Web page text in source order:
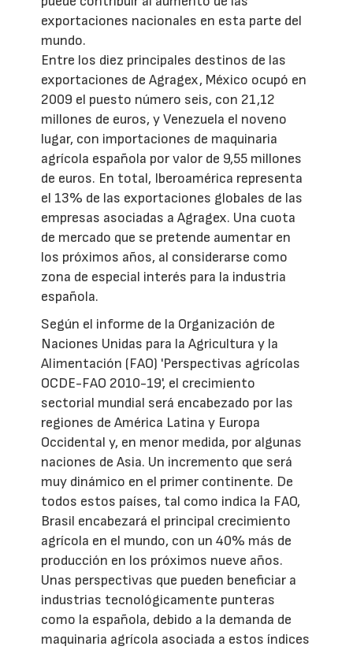
exportaciones nacionales en esta parte del
mundo.
Entre los diez principales destinos de las
exportaciones de Agragex, México ocupó en
2009 el puesto número seis, con 21,12
millones de euros, y Venezuela el noveno
lugar, con importaciones de maquinaria
agrícola española por valor de 9,55 millones
de euros. En total, Iberoamérica representa
el 13% de las exportaciones globales de las
empresas asociadas a Agragex. Una cuota
de mercado que se pretende aumentar en
los próximos años, al considerarse como
zona de especial interés para la industria
española.
Según el informe de la Organización de
Naciones Unidas para la Agricultura y la
Alimentación (FAO) 'Perspectivas agrícolas
OCDE-FAO 2010-19', el crecimiento
sectorial mundial será encabezado por las
regiones de América Latina y Europa
Occidental y, en menor medida, por algunas
naciones de Asia. Un incremento que será
muy dinámico en el primer continente. De
todos estos países, tal como indica la FAO,
Brasil encabezará el principal crecimiento
agrícola en el mundo, con un 40% más de
producción en los próximos nueve años.
Unas perspectivas que pueden beneficiar a
industrias tecnológicamente punteras
como la española, debido a la demanda de
maquinaria agrícola asociada a estos índices